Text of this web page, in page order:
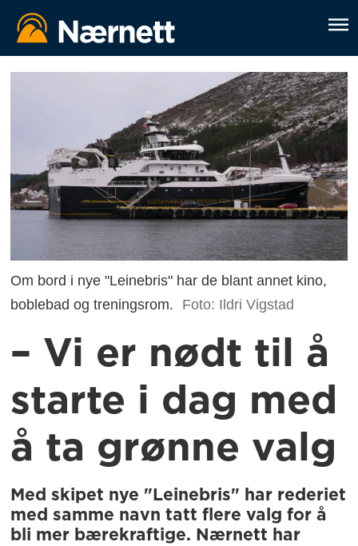
Om bord i nye "Leinebris" har de blant annet kino,
boblebad og treningsrom.
Foto: Ildri Vigstad
– Vi er nødt til å
starte i dag med
å ta grønne valg
Med skipet nye "Leinebris" har rederiet
med samme navn tatt flere valg for å
bli mer bærekraftige. Nærnett har